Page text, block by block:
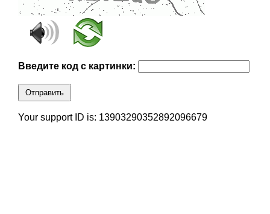
Введите код с картинки:
Отправить
Your support ID is: 13903290352892096679